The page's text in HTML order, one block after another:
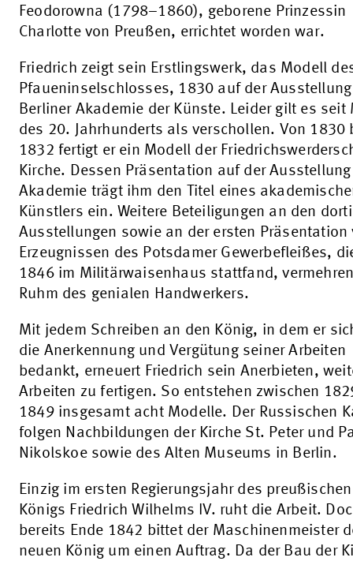
Feodorowna (1798–1860), geborene Prinzessin
Charlotte von Preußen, errichtet worden war.
Friedrich zeigt sein Erstlingswerk, das Modell
Pfaueninselschlosses, 1830 auf der
Berliner Akademie der Künste. Leider gilt es seit
des 20. Jahrhunderts als verschollen. Von 1830
1832 fertigt er ein Modell der
Kirche. Dessen Präsentation auf der
Akademie trägt ihm den Titel eines
Künstlers ein. Weitere Beteiligungen an den
Ausstellungen sowie an der ersten Präsentation
Erzeugnissen des Potsdamer Gewerbefleißes,
1846 im Militärwaisenhaus stattfand,
Ruhm des genialen Handwerkers.
Mit jedem Schreiben an den König, in dem er
die Anerkennung und Vergütung seiner Arbeiten
bedankt, erneuert Friedrich sein Anerbieten,
Arbeiten zu fertigen. So entstehen zwischen
1849 insgesamt acht Modelle. Der Russischen
folgen Nachbildungen der Kirche St. Peter und
Nikolskoe sowie des Alten Museums in Berlin.
Einzig im ersten Regierungsjahr des preußischen
Königs Friedrich Wilhelms IV. ruht die Arbeit.
bereits Ende 1842 bittet der Maschinenmeister
neuen König um einen Auftrag. Da der Bau der